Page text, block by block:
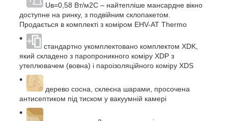
Uв=0,58 Вт/м2С – найтепліше мансардне вікно
доступне на ринку, з подвійним склопакетом.
Продається в комплекті з коміром EHV-AT Thermo
стандартно укомплектовано комплектом XDK,
який складено з паропроникного коміру XDP з
утеплювачем (вовна) і пароізоляційного коміру XDS
дерево сосна, склеєна шарами, просочена
антисептиком під тиском у вакуумній камері